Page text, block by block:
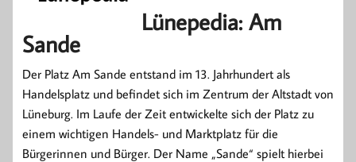
Lünepedia: Am
Sande
Der Platz Am Sande entstand im 13. Jahrhundert als
Handelsplatz und befindet sich im Zentrum der Altstadt von
Lüneburg. Im Laufe der Zeit entwickelte sich der Platz zu
einem wichtigen Handels- und Marktplatz für die
Bürgerinnen und Bürger. Der Name „Sande“ spielt hierbei